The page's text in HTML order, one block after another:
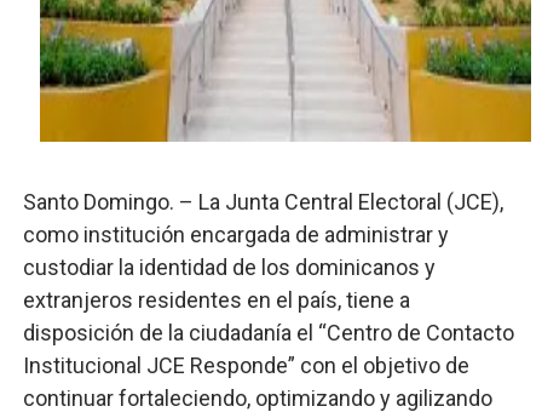
Operativo Interinstitucional “Compromiso Ambiental
Trabajadores de la prensa y Obispado de la Provincia
Ministerio de Cultura anuncia ganadores de Premios
Más de 180 dirigentes sindicales de las Américas se
Restaurante Amigos es reconocido por sus cuatro
Santo Domingo. – La Junta Central Electoral (JCE),
como institución encargada de administrar y
custodiar la identidad de los dominicanos y
extranjeros residentes en el país, tiene a
disposición de la ciudadanía el “Centro de Contacto
Institucional JCE Responde” con el objetivo de
continuar fortaleciendo, optimizando y agilizando